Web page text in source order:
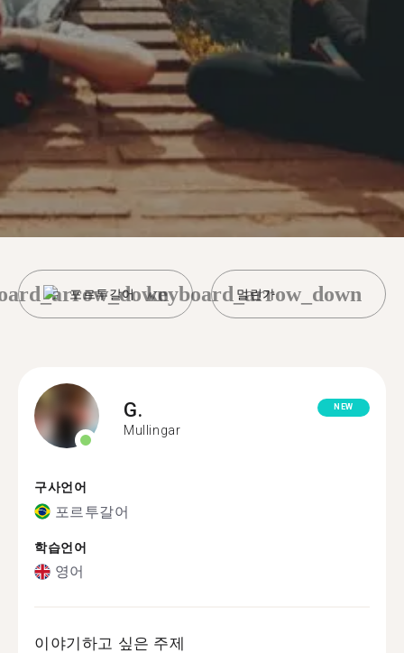
포르투갈어 멀린가
keyboard_arrow_down
G.
Mullingar
NEW
구사언어
포르투갈어
학습언어
영어
이야기하고 싶은 주제